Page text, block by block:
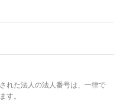
れた法人の法人番号は、一律で
す。